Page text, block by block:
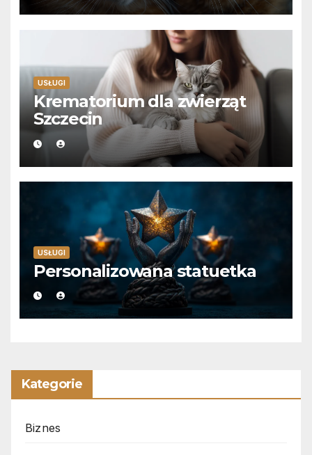
USŁUGI
Krematorium dla zwierząt
Szczecin
USŁUGI
Personalizowana statuetka
Kategorie
Biznes